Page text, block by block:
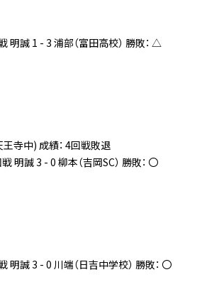
明誠 1 - 3 浦部（富田高校） 勝敗： △
寺中) 成績： 4回戦敗退
明誠 3 - 0 柳本（吉岡SC） 勝敗： 〇
明誠 3 - 0 川端（日吉中学校） 勝敗： 〇